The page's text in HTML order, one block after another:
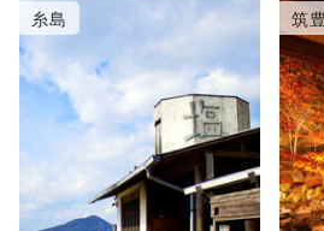
糸島 筑